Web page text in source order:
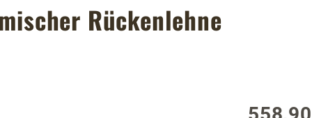
Rückenlehne